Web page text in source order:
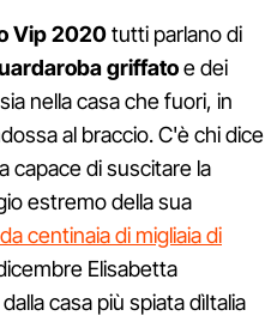
Vip 2020tutti parlano di
griffatoe dei
nella casa che fuori, in
al braccio. C'è chi dice
capace di suscitare la
estremo della sua
centinaia di migliaia di
Elisabetta
casa più spiata dìItalia